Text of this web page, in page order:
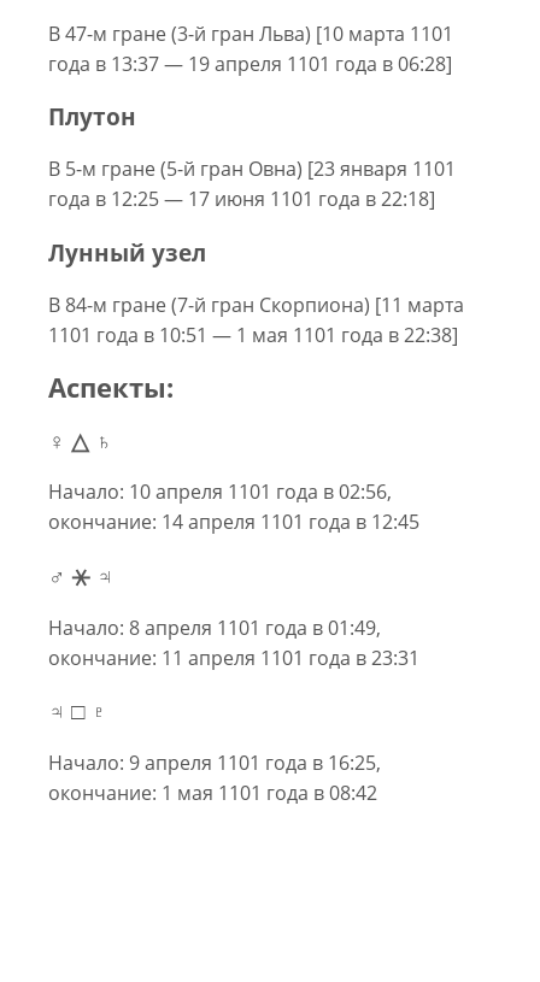
В 47-м гране (3-й гран Льва) [10 марта 1101
года в 13:37 — 19 апреля 1101 года в 06:28]
Плутон
В 5-м гране (5-й гран Овна) [23 января 1101
года в 12:25 — 17 июня 1101 года в 22:18]
Лунный узел
В 84-м гране (7-й гран Скорпиона) [11 марта
1101 года в 10:51 — 1 мая 1101 года в 22:38]
Аспекты:
♀ △ ♄
Начало: 10 апреля 1101 года в 02:56,
окончание: 14 апреля 1101 года в 12:45
♂ ⚹ ♃
Начало: 8 апреля 1101 года в 01:49,
окончание: 11 апреля 1101 года в 23:31
♃ □ ♇
Начало: 9 апреля 1101 года в 16:25,
окончание: 1 мая 1101 года в 08:42